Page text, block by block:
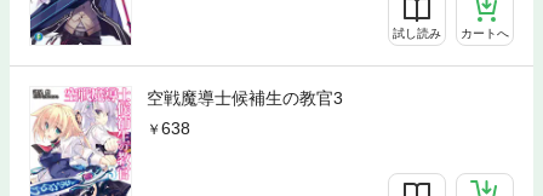
試し読み カートへ
空戦魔導士候補生の教官3
638